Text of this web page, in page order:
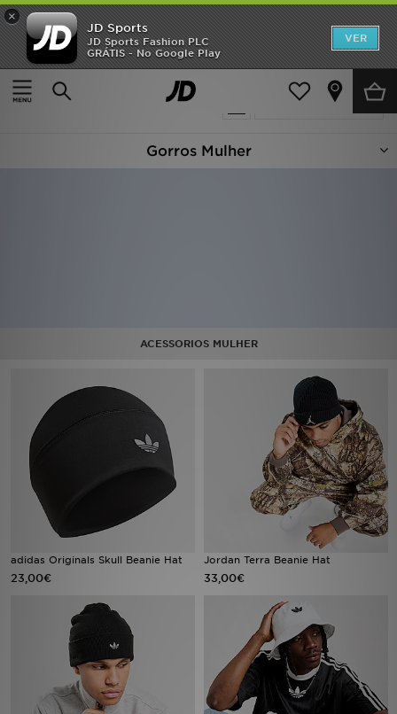
×
JD Sports
JD Sports Fashion PLC
GRÁTIS - No Google Play
VER
Página principal
Mulher Acessórios de Mulher Chapéus
Actualizar a pesquisa
17 produtos encontrados
Gorros Mulher
ACESSORIOS MULHER
adidas Originals Skull Beanie Hat
23,00€
Jordan Terra Beanie Hat
33,00€
INÍCIO
Promoções
VER MARCAS
LOCALIZADOR DE LOJAS
MENSAGENS
MY JD
BLOG
ESTADO DO TEU PEDIDO
ATENÇÃO AO CLIENTE